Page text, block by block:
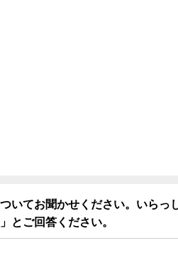
いてお聞かせください。いらっ
とご回答ください。